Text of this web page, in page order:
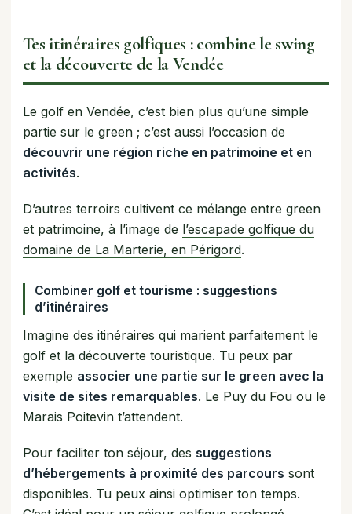
Tes itinéraires golfiques : combine le swing
et la découverte de la Vendée
Le golf en Vendée, c’est bien plus qu’une simple
partie sur le green ; c’est aussi l’occasion de
découvrir une région riche en patrimoine et en
activités.
D’autres terroirs cultivent ce mélange entre green
et patrimoine, à l’image de l’escapade golfique du
domaine de La Marterie, en Périgord.
Combiner golf et tourisme : suggestions
d’itinéraires
Imagine des itinéraires qui marient parfaitement le
golf et la découverte touristique. Tu peux par
exemple associer une partie sur le green avec la
visite de sites remarquables. Le Puy du Fou ou le
Marais Poitevin t’attendent.
Pour faciliter ton séjour, des suggestions
d’hébergements à proximité des parcours sont
disponibles. Tu peux ainsi optimiser ton temps.